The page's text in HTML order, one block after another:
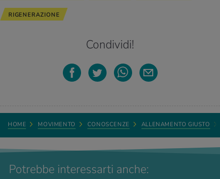
RIGENERAZIONE
Condividi!
HOME MOVIMENTO CONOSCENZE ALLENAMENTO GIUSTO
Potrebbe interessarti anche: